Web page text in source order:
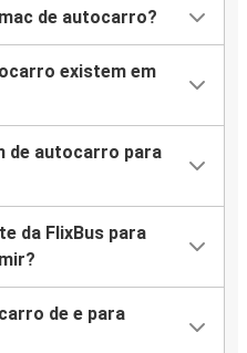
de autocarro?
existem em
de autocarro para
da FlixBus para
de e para